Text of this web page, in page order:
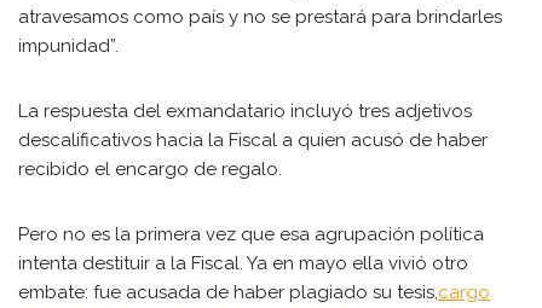
atravesamos como país y no se prestará para brindarles
impunidad”.
La respuesta del exmandatario incluyó tres adjetivos
descalificativos hacia la Fiscal a quien acusó de haber
recibido el encargo de regalo.
Pero no es la primera vez que esa agrupación política
intenta destituir a la Fiscal. Ya en mayo ella vivió otro
embate: fue acusada de haber plagiado su tesis,cargo